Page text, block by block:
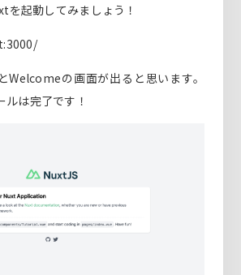
を起動してみましょう！
Welcomeの画面が出ると思います。
ルは完了です！